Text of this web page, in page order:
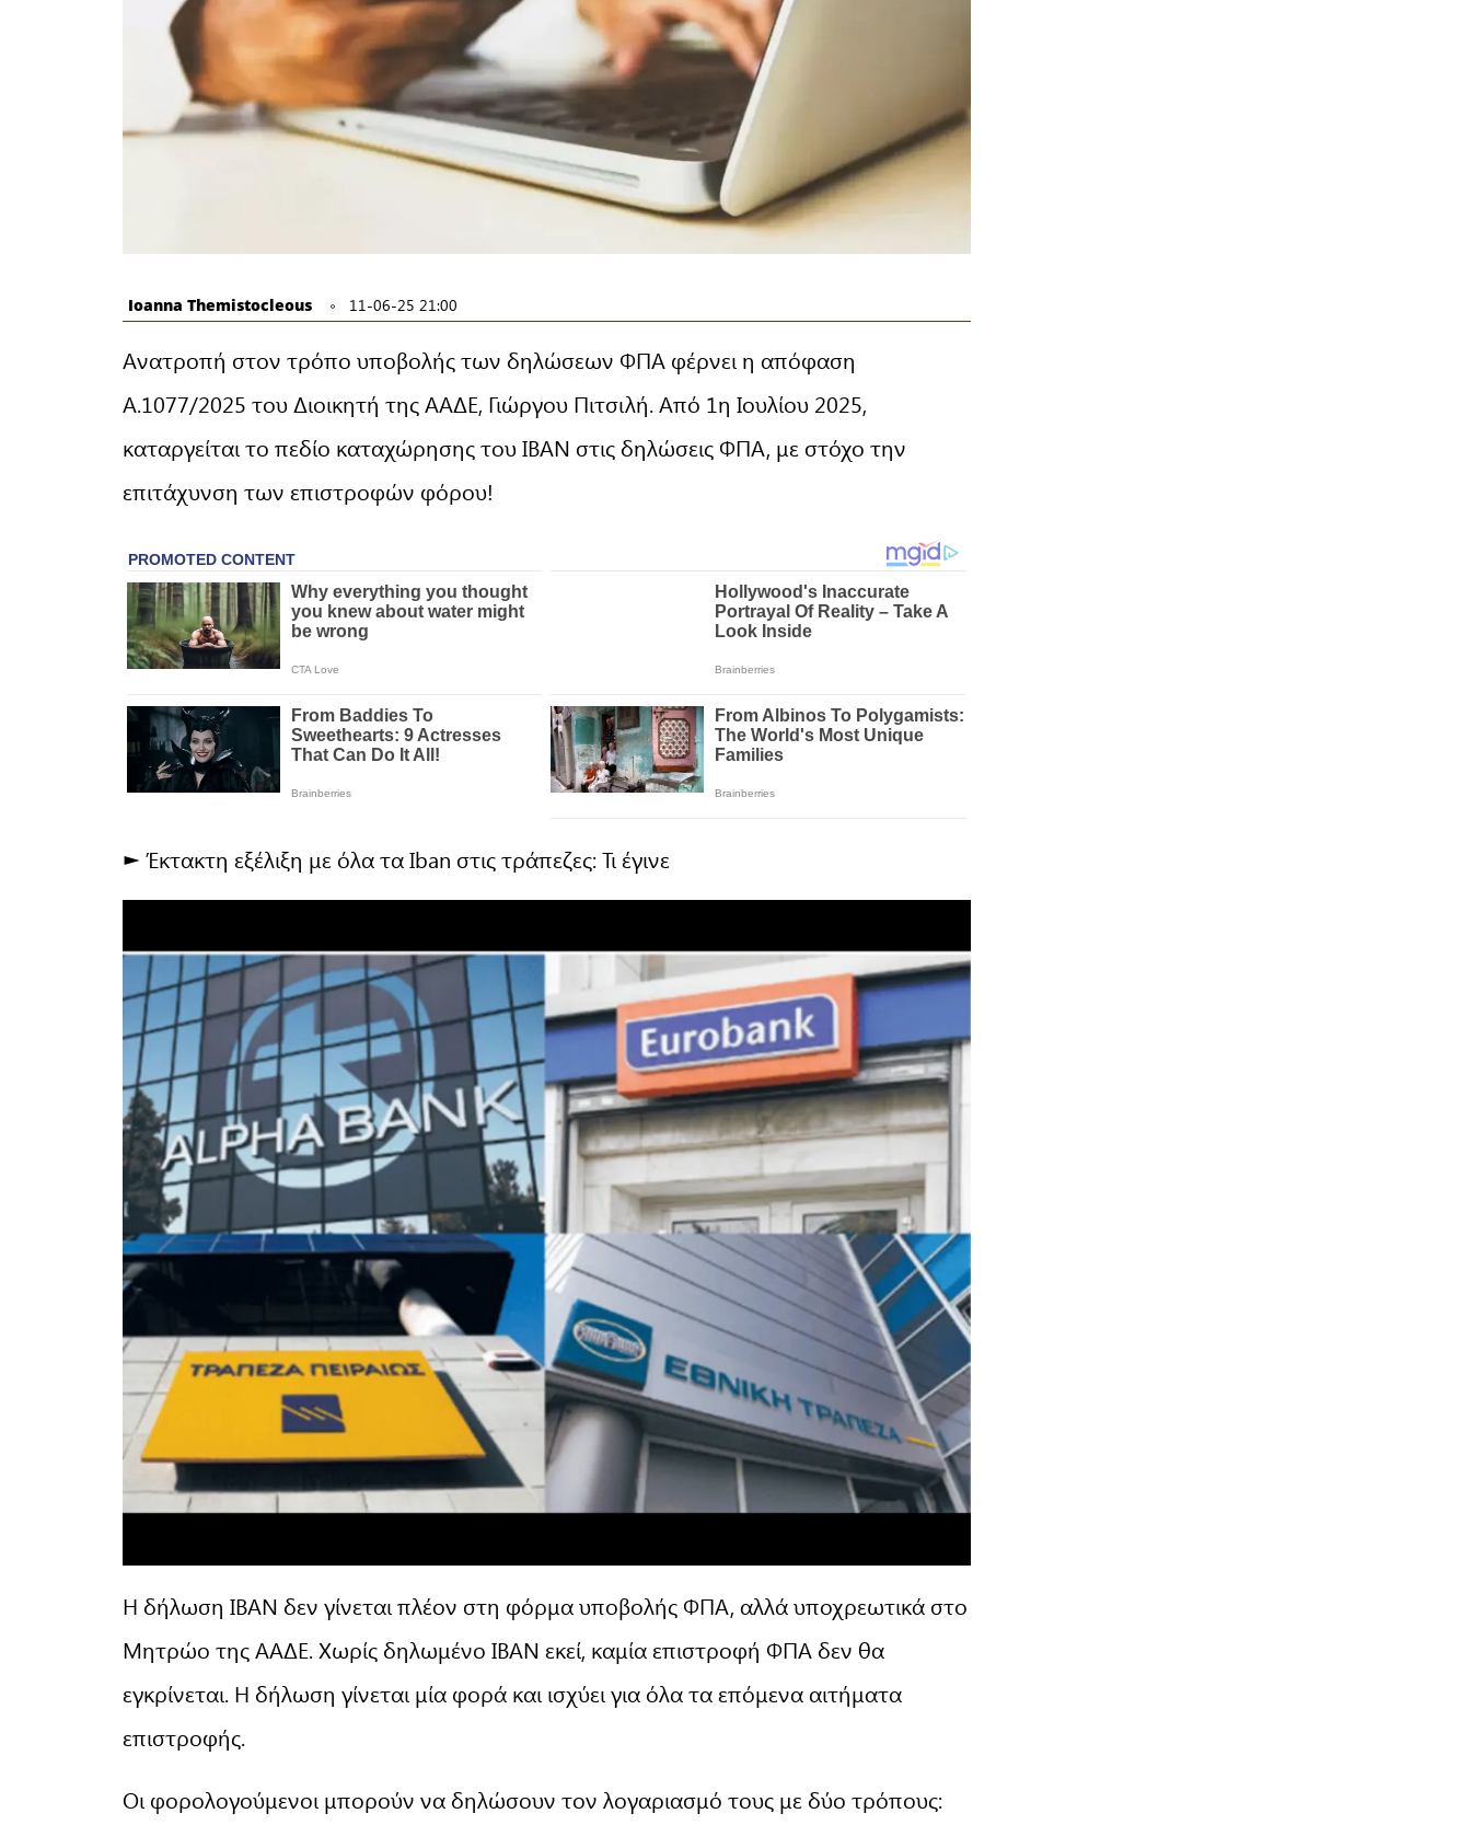
Ioanna Themistocleous 11-06-25 21:00
Ανατροπή στον τρόπο υποβολής των δηλώσεων ΦΠΑ φέρνει η απόφαση
Α.1077/2025 του Διοικητή της ΑΑΔΕ, Γιώργου Πιτσιλή. Από 1η Ιουλίου 2025,
καταργείται το πεδίο καταχώρησης του ΙΒΑΝ στις δηλώσεις ΦΠΑ, με στόχο την
επιτάχυνση των επιστροφών φόρου!
► Έκτακτη εξέλιξη με όλα τα Iban στις τράπεζες: Τι έγινε
Η δήλωση ΙΒΑΝ δεν γίνεται πλέον στη φόρμα υποβολής ΦΠΑ, αλλά υποχρεωτικά στο
Μητρώο της ΑΑΔΕ. Χωρίς δηλωμένο ΙΒΑΝ εκεί, καμία επιστροφή ΦΠΑ δεν θα
εγκρίνεται. Η δήλωση γίνεται μία φορά και ισχύει για όλα τα επόμενα αιτήματα
επιστροφής.
Οι φορολογούμενοι μπορούν να δηλώσουν τον λογαριασμό τους με δύο τρόπους: